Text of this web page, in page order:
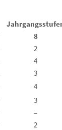
8
2
4
3
4
3
–
2